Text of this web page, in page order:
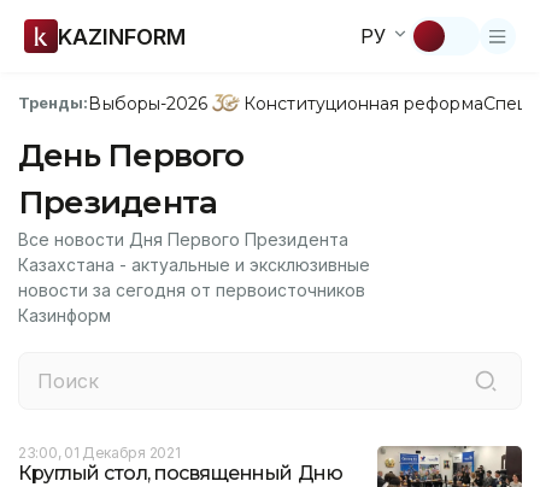
KAZINFORM РУ
Тренды:Выборы-2026 Конституционная реформа
День Первого
Президента
Все новости Дня Первого Президента
Казахстана - актуальные и эксклюзивные
новости за сегодня от первоисточников
Казинформ
23:00, 01 Декабря 2021
Круглый стол, посвященный Дню